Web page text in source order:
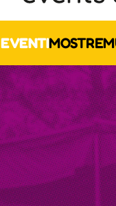
EVENTIMOSTRE